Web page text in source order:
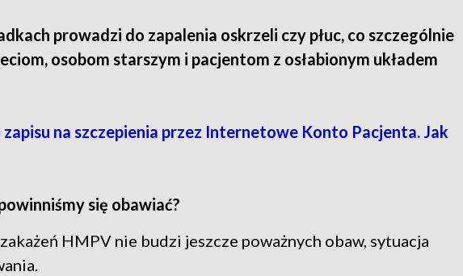
prowadzi do zapalenia oskrzeli czy płuc, co szczególnie
osobom starszym i pacjentom z osłabionym układem
na szczepienia przez Internetowe Konto Pacjenta. Jak
się obawiać?
HMPV nie budzi jeszcze poważnych obaw, sytuacja